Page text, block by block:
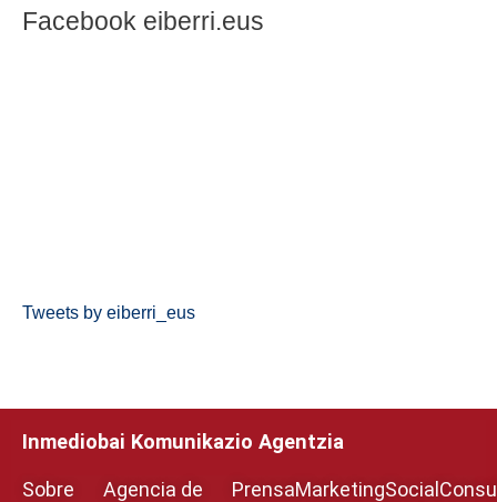
Facebook eiberri.eus
Tweets by eiberri_eus
Inmediobai Komunikazio Agentzia
Sobre
Agencia de
PrensaMarketingSocial